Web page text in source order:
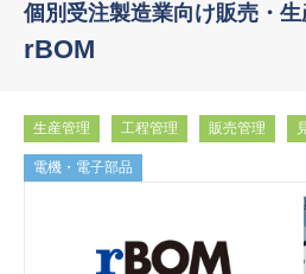
個別受注製造業向け販売・
rBOM
生産管理 工程管理 販売管理
電機・電子部品